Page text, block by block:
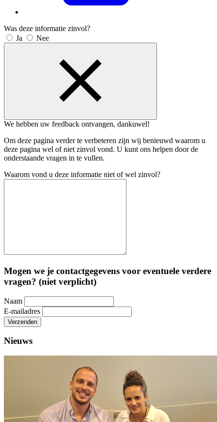
Was deze informatie zinvol?
Ja
Nee
We hebben uw feedback ontvangen, dankuwel!
Om deze pagina verder te verbeteren zijn wij benieuwd waarom u
deze pagina wel of niet zinvol vond. U kunt ons helpen door de
onderstaande vragen in te vullen.
Waarom vond u deze informatie niet of wel zinvol?
Mogen we je contactgegevens voor eventuele verdere
vragen? (niet verplicht)
Naam
E-mailadres
Verzenden
Nieuws